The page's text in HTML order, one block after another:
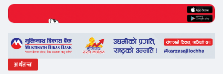
अर्थतन्त्र